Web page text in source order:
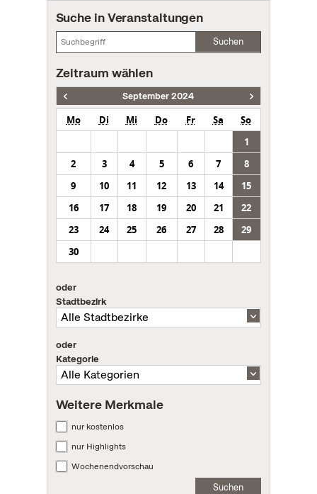
Suche in Veranstaltungen
Suchen
Zeitraum wählen
September 2024
Mo Di Mi Do Fr Sa
So
1
2
3 4 5 6 7
8
9
10 11 12 13 14
15
16
17 18 19 20 21
22
23
24 25 26 27 28
29
30
oder
Stadtbezirk
oder
Kategorie
Weitere Merkmale
nur kostenlos
nur Highlights
Wochenendvorschau
Suchen